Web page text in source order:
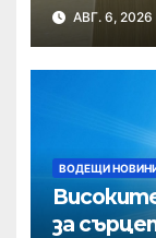
АВГ. 6, 2026
ВОДЕЩИ
за